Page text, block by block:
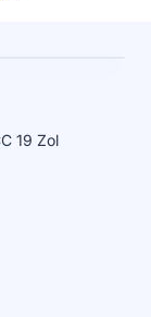
19 Zol